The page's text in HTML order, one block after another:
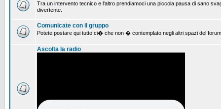
Tra un intervento tecnico e l'altro prendiamoci una piccola pausa di sano
divertente.
Comunicate con il gruppo
Potete postare qui tutto ci� che non � contemplato negli altri spazi del
Ascolta la radio